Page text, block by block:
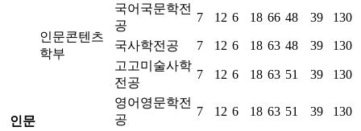
인문
인문콘텐츠
학부
국어국문학전
공
7 12 6 18 66 48 39 130
국사학전공 7 12 6 18 63 48 39
130
고고미술사학
전공
7 12 6 18 63 51 39 130
영어영문학전
공
7 12 6 18 63 51 39 130